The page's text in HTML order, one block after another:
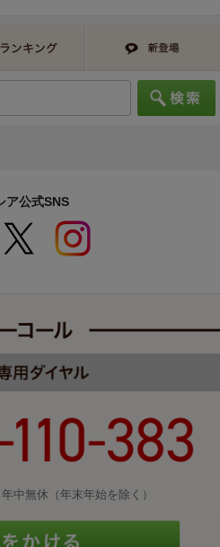
ア公式SNS
中無休（年末年始を除く）